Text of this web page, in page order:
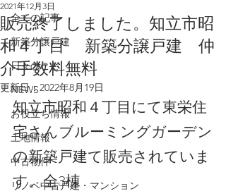
全ての記事
新築分譲戸建
日々のこと
NEWS
お役立ち情報
土地情報
中古物件
リノベ中古戸建・マンション
販売終了しました。知立市昭
和４丁目 新築分譲戸建 仲
介手数料無料
2021年12月3日
更新日：2022年8月19日
知立市昭和４丁目にて東栄住
宅さんブルーミングガーデン
の新築戸建て販売されていま
す。全3棟